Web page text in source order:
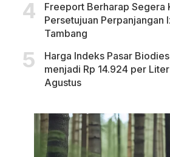
Freeport Berharap Segera
Persetujuan Perpanjangan
Tambang
Harga Indeks Pasar
menjadi Rp 14.924 per
Agustus